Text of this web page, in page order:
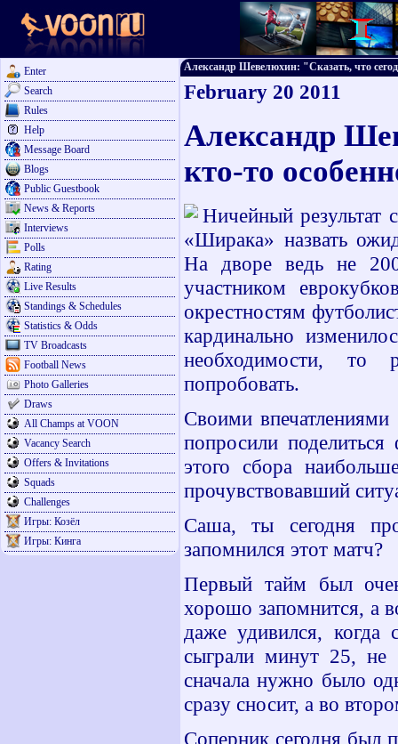
Enter
Search
Rules
Help
Message Board
Blogs
Public Guestbook
News & Reports
Interviews
Polls
Rating
Live Results
Standings & Schedules
Statistics & Odds
TV Broadcasts
Football News
Photo Galleries
Draws
All Champs at VOON
Vacancy Search
Offers & Invitations
Squads
Challenges
Игры: Козёл
Игры: Кинга
Александр Шевелюхин: "Сказать, что
February 20 2011
Александр
кто-то
Ничейный результат
«Ширака» назвать
На дворе ведь не
участником
окрестностям
кардинально
необходимости, то
попробовать.
Своими
попросили
этого сбора
прочувствовавший
Саша, ты сегодня
запомнился этот матч?
Первый тайм был
хорошо запомнится, а
даже удивился, когда
сыграли минут 25, не
сначала нужно было
сразу сносит, а во
Соперник сегодня был